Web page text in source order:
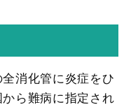
消化管に炎症をひ
ら難病に指定され